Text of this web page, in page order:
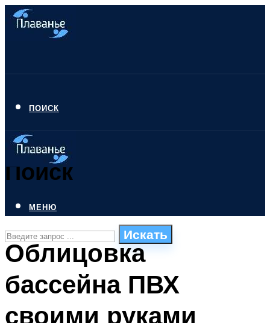
ПОИСК
Поиск
Искать
СТИЛИ ПЛАВАНЬЯ
ПЛАВАНЬЕ ДЛЯ ДЕТЕЙ
БАССЕЙН ДЛЯ ДОМА
МЕНЮ
Облицовка
бассейна ПВХ
своими руками